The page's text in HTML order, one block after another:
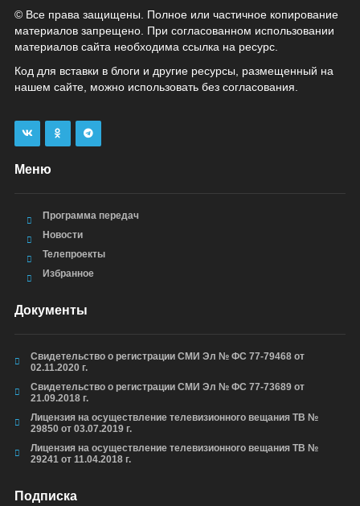
© Все права защищены. Полное или частичное копирование
материалов запрещено. При согласованном использовании
материалов сайта необходима ссылка на ресурс.
Код для вставки в блоги и другие ресурсы, размещенный на
нашем сайте, можно использовать без согласования.
Меню
Программа передач
Новости
Телепроекты
Избранное
Документы
Свидетельство о регистрации СМИ Эл № ФС 77-79468 от
02.11.2020 г.
Свидетельство о регистрации СМИ Эл № ФС 77-73689 от
21.09.2018 г.
Лицензия на осуществление телевизионного вещания ТВ №
29850 от 03.07.2019 г.
Лицензия на осуществление телевизионного вещания ТВ №
29241 от 11.04.2018 г.
Подписка